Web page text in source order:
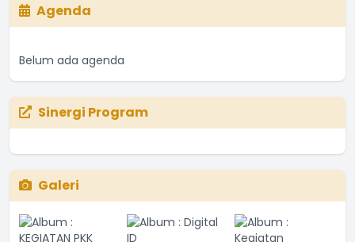
Agenda
Belum ada agenda
Sinergi Program
Galeri